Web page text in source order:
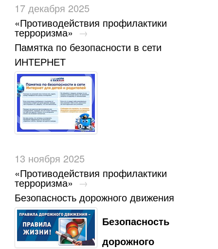
17 декабря 2025
«Противодействия профилактики
терроризма» →
Памятка по безопасности в сети
ИНТЕРНЕТ
13 ноября 2025
«Противодействия профилактики
терроризма» →
Безопасность дорожного движения
Безопасность
дорожного